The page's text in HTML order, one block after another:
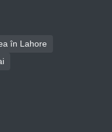
în Lahore